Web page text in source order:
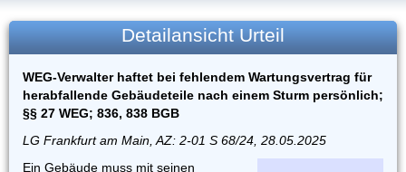
Detailansicht Urteil
WEG-Verwalter haftet bei fehlendem Wartungsvertrag für
herabfallende Gebäudeteile nach einem Sturm persönlich;
§§ 27 WEG; 836, 838 BGB
LG Frankfurt am Main, AZ: 2-01 S 68/24, 28.05.2025
Ein Gebäude muss mit seinen